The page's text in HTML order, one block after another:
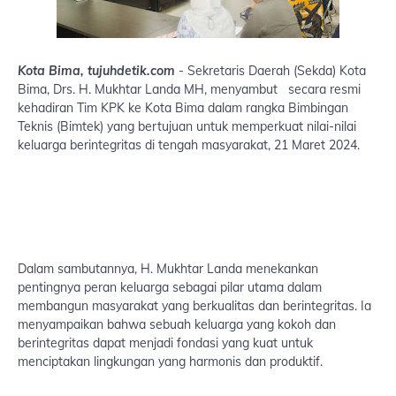
Kota Bima, tujuhdetik.com - Sekretaris Daerah (Sekda) Kota
Bima, Drs. H. Mukhtar Landa MH, menyambut secara resmi
kehadiran Tim KPK ke Kota Bima dalam rangka Bimbingan
Teknis (Bimtek) yang bertujuan untuk memperkuat nilai-nilai
keluarga berintegritas di tengah masyarakat, 21 Maret 2024.
Dalam sambutannya, H. Mukhtar Landa menekankan
pentingnya peran keluarga sebagai pilar utama dalam
membangun masyarakat yang berkualitas dan berintegritas. Ia
menyampaikan bahwa sebuah keluarga yang kokoh dan
berintegritas dapat menjadi fondasi yang kuat untuk
menciptakan lingkungan yang harmonis dan produktif.